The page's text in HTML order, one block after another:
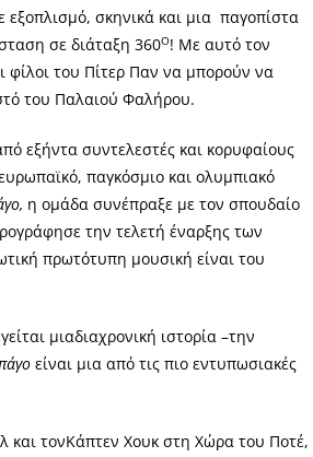
σκηνικά και μια παγοπίστα
σε διάταξη 360Ο! Με αυτό τον
φίλοι του Πίτερ Παν να μπορούν να
του Παλαιού Φαλήρου.
εξήντα συντελεστές και κορυφαίους
παγκόσμιο και ολυμπιακό
η ομάδα συνέπραξε με τον σπουδαίο
την τελετή έναρξης των
πρωτότυπη μουσική είναι του
μιαδιαχρονική ιστορία –την
είναι μια από τις πιο εντυπωσιακές
και τονΚάπτεν Χουκ στη Χώρα του Ποτέ,